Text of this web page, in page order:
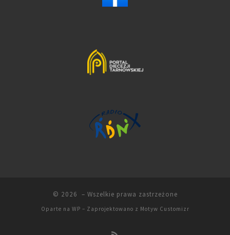
© 2026 – Wszelkie prawa zastrzeżone
Oparte na WP – Zaprojektowano z Motyw Customizr